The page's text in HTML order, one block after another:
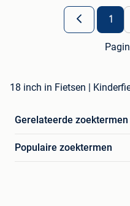
1
18 inch in Fietsen |
Gerelateerde zoektermen
Populaire zoektermen